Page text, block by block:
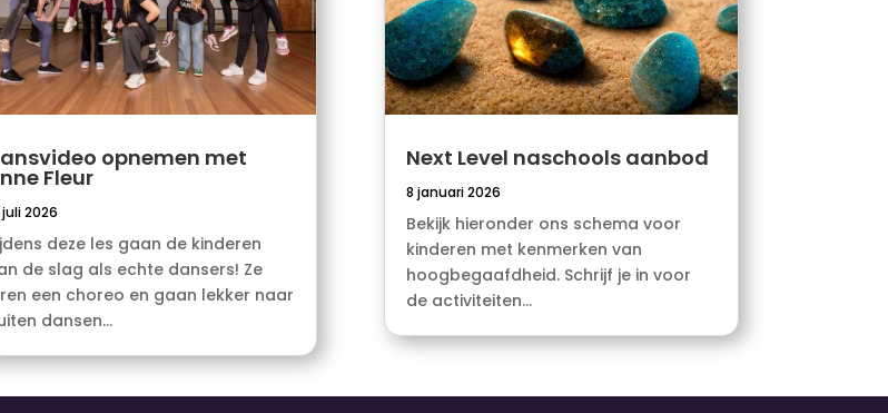
opnemen met
Fleur
juli 2026
deze les gaan de kinderen
de slag als echte dansers! Ze
een choreo en gaan lekker naar
dansen...
Next Level naschools aanbod
8 januari 2026
Bekijk hieronder ons schema voor
kinderen met kenmerken van
hoogbegaafdheid. Schrijf je in voor
de activiteiten...